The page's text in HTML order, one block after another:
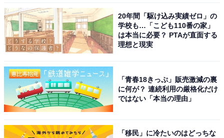
20年間「駆け込み実績ゼロ」の
学校も…「こども110番の家」
は本当に必要？ PTAが直面する
理想と現実
「青春18きっぷ」販売激減の裏
に何が？ 連続利用の厳格化だけ
ではない「本当の理由」
「移民」に冷たいのはどっちな